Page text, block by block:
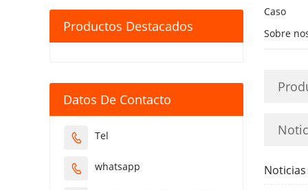
Caso
Sobre
Productos Destacados
Datos De Contacto
 Tel
 whatsapp